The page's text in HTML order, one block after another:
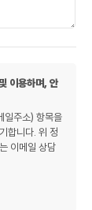
이용하며, 안
일주소) 항목을
합니다. 위 정
이메일 상담